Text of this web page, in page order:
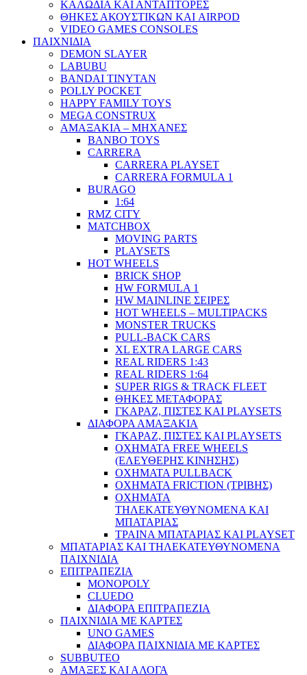
ΚΑΛΩΔΙΑ ΚΑΙ ΑΝΤΑΠΤΟΡΕΣ
ΘΗΚΕΣ ΑΚΟΥΣΤΙΚΩΝ ΚΑΙ AIRPOD
VIDEO GAMES CONSOLES
ΠΑΙΧΝΙΔΙΑ
DEMON SLAYER
LABUBU
BANDAI TINYTAN
POLLY POCKET
HAPPY FAMILY TOYS
MEGA CONSTRUX
ΑΜΑΞΑΚΙΑ – ΜΗΧΑΝΕΣ
BANBO TOYS
CARRERA
CARRERA PLAYSET
CARRERA FORMULA 1
BURAGO
1:64
RMZ CITY
MATCHBOX
MOVING PARTS
PLAYSETS
HOT WHEELS
BRICK SHOP
HW FORMULA 1
HW MAINLINE ΣΕΙΡΕΣ
HOT WHEELS – MULTIPACKS
MONSTER TRUCKS
PULL-BACK CARS
XL EXTRA LARGE CARS
REAL RIDERS 1:43
REAL RIDERS 1:64
SUPER RIGS & TRACK FLEET
ΘΗΚΕΣ ΜΕΤΑΦΟΡΑΣ
ΓΚΑΡΑΖ, ΠΙΣΤΕΣ ΚΑΙ PLAYSETS
ΔΙΑΦΟΡΑ ΑΜΑΞΑΚΙΑ
ΓΚΑΡΑΖ, ΠΙΣΤΕΣ ΚΑΙ PLAYSETS
ΟΧΗΜΑΤΑ FREE WHEELS
(ΕΛΕΥΘΕΡΗΣ ΚΙΝΗΣΗΣ)
ΟΧΗΜΑΤΑ PULLBACK
ΟΧΗΜΑΤΑ FRICTION (ΤΡΙΒΗΣ)
ΟΧΗΜΑΤΑ
ΤΗΛΕΚΑΤΕΥΘΥΝΟΜΕΝΑ ΚΑΙ
ΜΠΑΤΑΡΙΑΣ
ΤΡΑΙΝΑ ΜΠΑΤΑΡΙΑΣ ΚΑΙ PLAYSET
ΜΠΑΤΑΡΙΑΣ ΚΑΙ ΤΗΛΕΚΑΤΕΥΘΥΝΟΜΕΝΑ
ΠΑΙΧΝΙΔΙΑ
ΕΠΙΤΡΑΠΕΖΙΑ
MONOPOLY
CLUEDO
ΔΙΑΦΟΡΑ ΕΠΙΤΡΑΠΕΖΙΑ
ΠΑΙΧΝΙΔΙΑ ΜΕ ΚΑΡΤΕΣ
UNO GAMES
ΔΙΑΦΟΡΑ ΠΑΙΧΝΙΔΙΑ ΜΕ ΚΑΡΤΕΣ
SUBBUTEO
ΑΜΑΞΕΣ ΚΑΙ ΑΛΟΓΑ